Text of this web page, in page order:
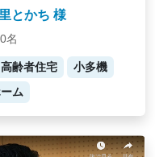
とかち 様
名
齢者住宅
小多機
ム